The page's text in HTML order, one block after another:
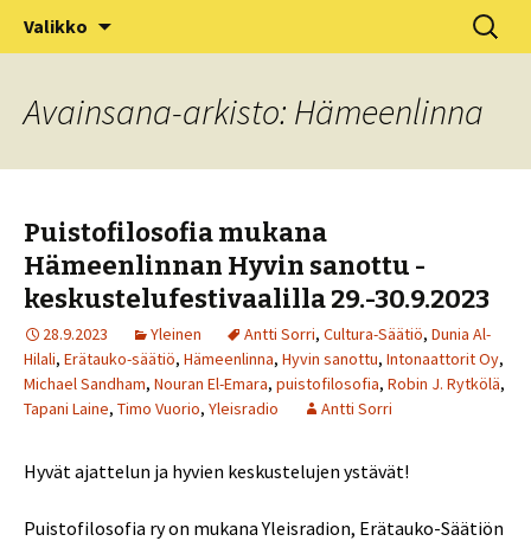
Puistofilosofia
XV Puistofilosofia-viikko Ikaalisissa
15.-19.7.2025
Valikko Haku:
Avainsana-arkisto: Hämeenlinna
Puistofilosofia mukana
Hämeenlinnan Hyvin sanottu -
keskustelufestivaalilla 29.-30.9.2023
28.9.2023 Yleinen Antti Sorri, Cultura-Säätiö, Dunia Al-
Hilali, Erätauko-säätiö, Hämeenlinna, Hyvin sanottu, Intonaattorit Oy,
Michael Sandham, Nouran El-Emara, puistofilosofia, Robin J. Rytkölä,
Tapani Laine, Timo Vuorio, Yleisradio Antti Sorri
Hyvät ajattelun ja hyvien keskustelujen ystävät!
Puistofilosofia ry on mukana Yleisradion, Erätauko-Säätiön